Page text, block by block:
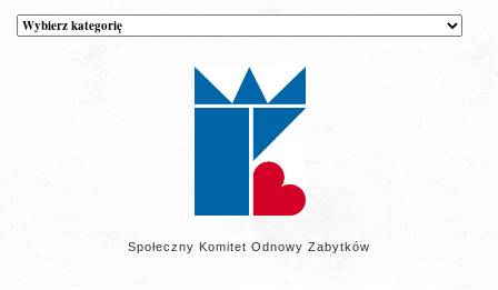
Kategorie
wpisów
Społeczny Komitet Odnowy Zabytków